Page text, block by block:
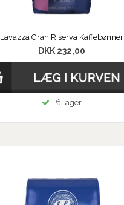
Lavazza Gran Riserva Kaffebønner
DKK 232,00
På lager